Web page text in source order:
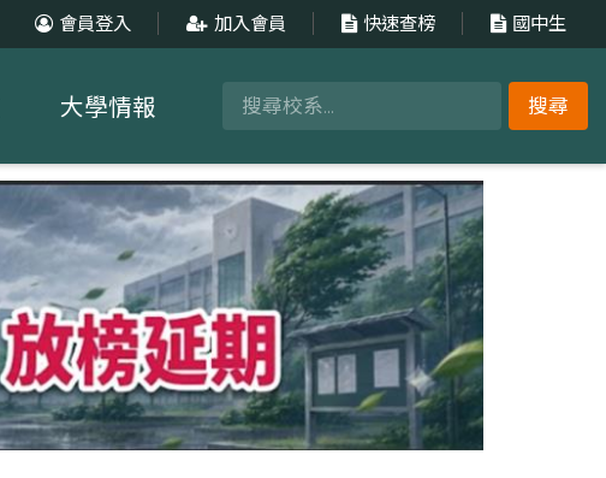
會員登入 加入會員 快速查榜 國中生
搜尋
大學情報